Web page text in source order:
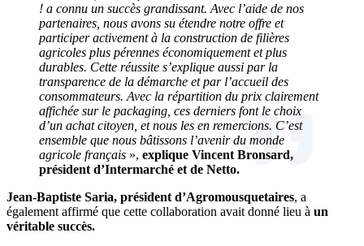
! a connu un succès grandissant. Avec l’aide de nos
partenaires, nous avons su étendre notre offre et
participer activement à la construction de filières
agricoles plus pérennes économiquement et plus
durables. Cette réussite s’explique aussi par la
transparence de la démarche et par l’accueil des
consommateurs. Avec la répartition du prix clairement
affichée sur le packaging, ces derniers font le choix
d’un achat citoyen, et nous les en remercions. C’est
ensemble que nous bâtissons l’avenir du monde
agricole français », explique Vincent Bronsard,
président d’Intermarché et de Netto.
Jean-Baptiste Saria, président d’Agromousquetaires, a
également affirmé que cette collaboration avait donné lieu à un
véritable succès.